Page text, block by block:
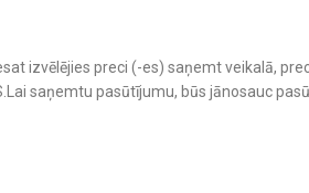
izvēlējies preci (-es) saņemt veikalā,
saņemtu pasūtījumu, būs jānosauc